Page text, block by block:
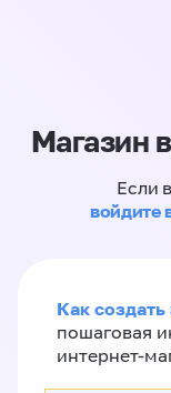
Магазин
Если
войдите
Как
пошаговая
интернет-